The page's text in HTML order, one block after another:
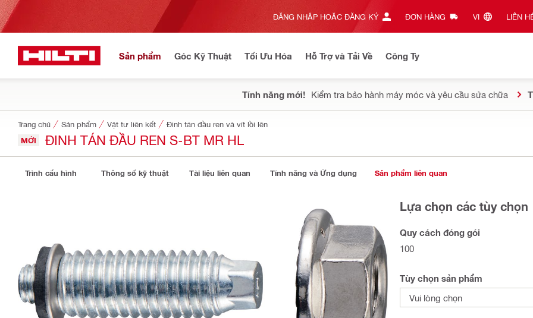
ĐĂNG NHẬP HOẶC ĐĂNG KÝ ĐƠN HÀNG VI‎ LIÊN
Sản phẩm Góc Kỹ Thuật Tối Ưu Hóa Hỗ Trợ và Tải Về Công Ty
Tính năng mới! Kiểm tra bảo hành máy móc và yêu cầu sửa chữa
Trang chủ Sản phẩm Vật tư liên kết Đinh tán đầu ren và vít lồi lên
MỚI ĐINH TÁN ĐẦU REN S-BT MR HL
Trình cấu hình Thông số kỹ thuật Tài liệu liên quan Tính năng và Ứng dụng Sản phẩm liên quan
Lựa chọn các tùy chọn
Quy cách đóng gói
100
Tùy chọn sản phẩm
Vui lòng chọn